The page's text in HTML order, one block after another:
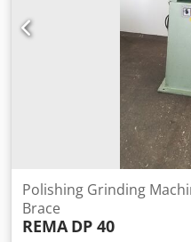
Polishing Grinding
Brace
REMA DP 40